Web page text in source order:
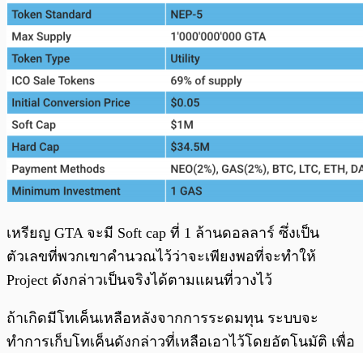
เหรียญ GTA จะมี Soft cap ที่ 1 ล้านดอลลาร์ ซึ่งเป็น
ตัวเลขที่พวกเขาคำนวณไว้ว่าจะเพียงพอที่จะทำให้
Project ดังกล่าวเป็นจริงได้ตามแผนที่วางไว้
ถ้าเกิดมีโทเค็นเหลือหลังจากการระดมทุน ระบบจะ
ทำการเก็บโทเค็นดังกล่าวที่เหลือเอาไว้โดยอัตโนมัติ เพื่อ